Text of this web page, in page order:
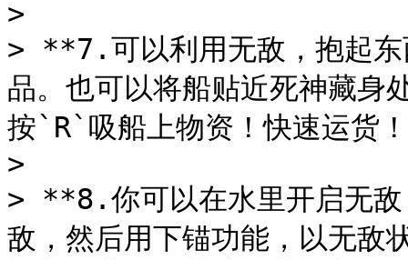
>
> **7.可以利用无敌，抱起东
品。也可以将船贴近死神藏身
按`R`吸船上物资！快速运货
>
> **8.你可以在水里开启无
敌，然后用下锚功能，以无敌